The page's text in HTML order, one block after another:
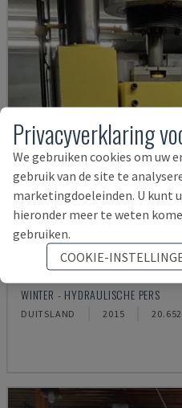
VSP 350
WINTER - HYDRAULISCHE PERS
DUITSLAND 2015
Privacyverklaring
We gebruiken cookies om uw
gebruik van de site te
marketingdoeleinden. U kunt
hieronder meer te weten
gebruiken.
COOKIE-